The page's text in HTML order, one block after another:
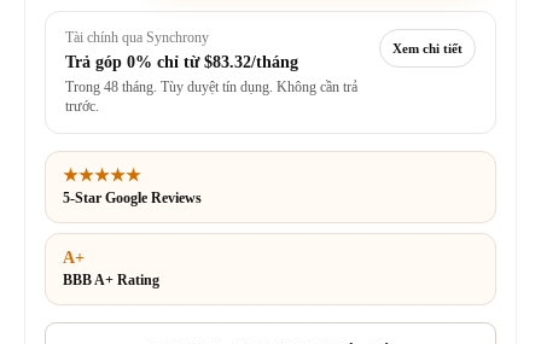
Tài chính qua Synchrony
Trả góp 0% chỉ từ $83.32/tháng
Trong 48 tháng. Tùy duyệt tín dụng. Không cần trả
trước.
Xem chi tiết
★★★★★
5-Star Google Reviews
A+
BBB A+ Rating